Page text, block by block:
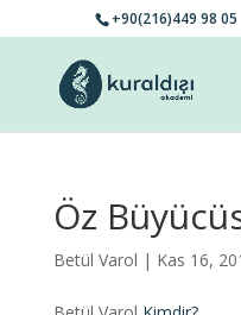
+90(216)449 98 05
Öz
Betül Varol | Kas 16,